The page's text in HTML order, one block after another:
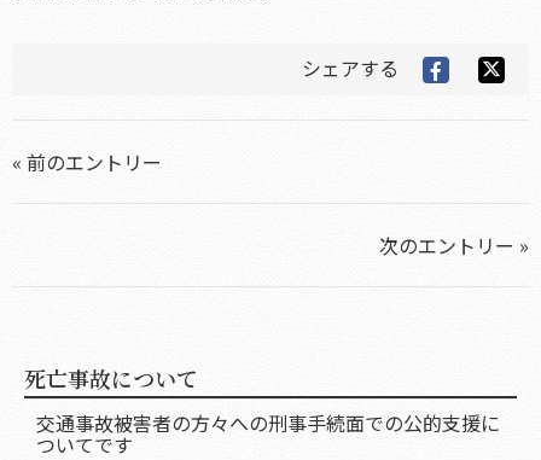
シェアする
« 前のエントリー
次のエントリー »
死亡事故について
交通事故被害者の方々への刑事手続面での公的支援に
ついてです